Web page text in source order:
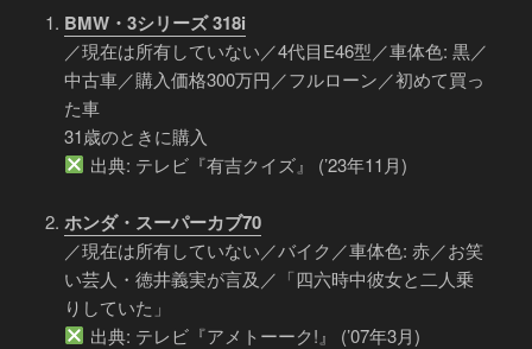
BMW・3シリーズ 318i
／現在は所有していない／4代目E46型／車体色: 黒／
中古車／購入価格300万円／フルローン／初めて買っ
た車
31歳のときに購入
出典: テレビ『有吉クイズ』 (’23年11月)
ホンダ・スーパーカブ70
／現在は所有していない／バイク／車体色: 赤／お笑
い芸人・徳井義実が言及／「四六時中彼女と二人乗
りしていた」
出典: テレビ『アメトーーク!』 (’07年3月)